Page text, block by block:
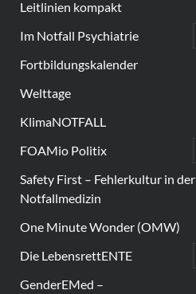
Leitlinien kompakt
Im Notfall Psychiatrie
Fortbildungskalender
Welttage
KlimaNOTFALL
FOAMio Politix
Safety First – Fehlerkultur in der
Notfallmedizin
One Minute Wonder (OMW)
Die LebensrettENTE
GenderEMed –